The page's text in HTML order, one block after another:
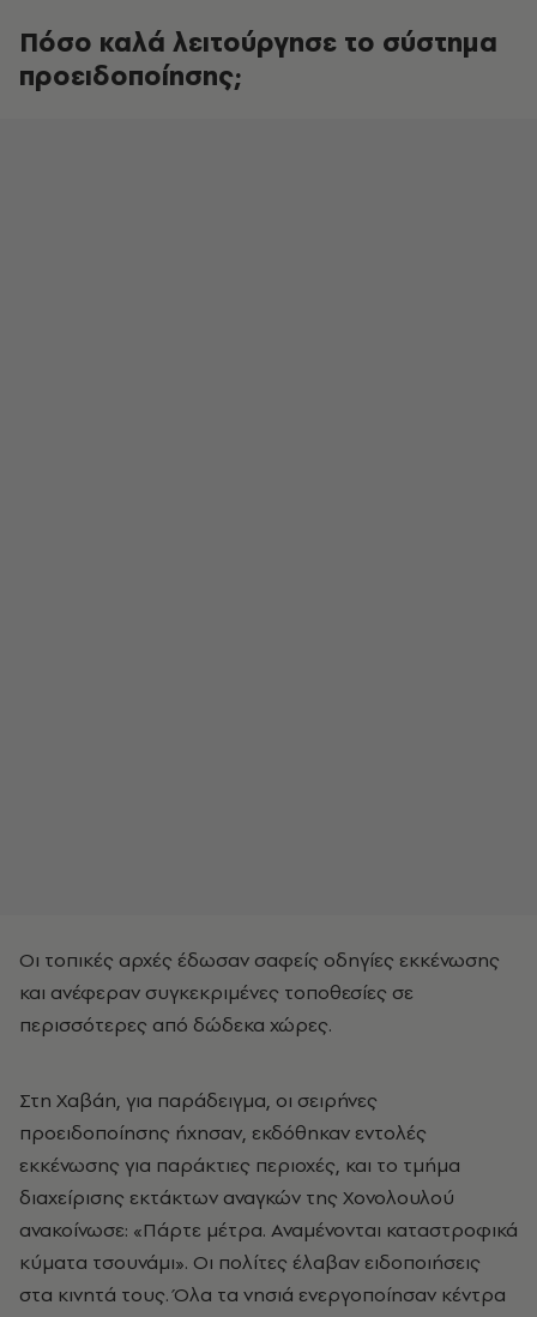
Πόσο καλά λειτούργησε το σύστημα
προειδοποίησης;
Οι τοπικές αρχές έδωσαν σαφείς οδηγίες εκκένωσης
και ανέφεραν συγκεκριμένες τοποθεσίες σε
περισσότερες από δώδεκα χώρες.
Στη Χαβάη, για παράδειγμα, οι σειρήνες
προειδοποίησης ήχησαν, εκδόθηκαν εντολές
εκκένωσης για παράκτιες περιοχές, και το τμήμα
διαχείρισης εκτάκτων αναγκών της Χονολουλού
ανακοίνωσε: «Πάρτε μέτρα. Αναμένονται καταστροφικά
κύματα τσουνάμι». Οι πολίτες έλαβαν ειδοποιήσεις
στα κινητά τους. Όλα τα νησιά ενεργοποίησαν κέντρα